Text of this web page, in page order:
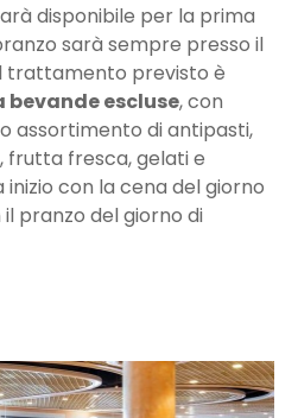
disponibile per la prima
sarà sempre presso il
trattamento previsto è
escluse, con
assortimento di antipasti,
frutta fresca, gelati e
con la cena del giorno
pranzo del giorno di